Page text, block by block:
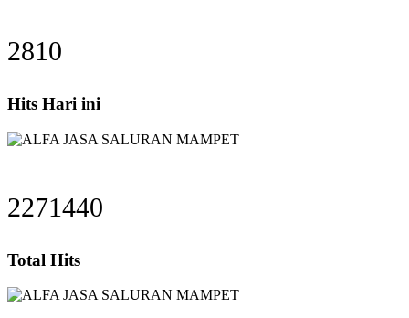
2810
Hits Hari ini
2271440
Total Hits